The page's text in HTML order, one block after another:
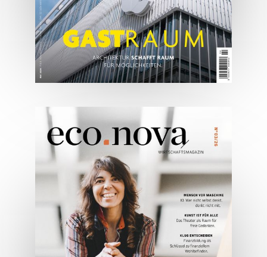
05/2026
Spezial: Architektur &
Lifestyle Mai 2026
JETZT BESTELLEN